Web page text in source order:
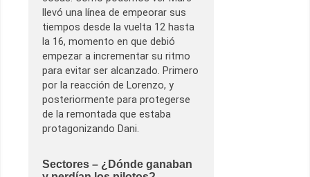
llevó una línea de empeorar sus
tiempos desde la vuelta 12 hasta
la 16, momento en que debió
empezar a incrementar su ritmo
para evitar ser alcanzado. Primero
por la reacción de Lorenzo, y
posteriormente para protegerse
de la remontada que estaba
protagonizando Dani.
Sectores – ¿Dónde ganaban